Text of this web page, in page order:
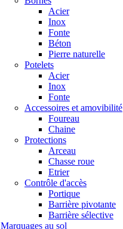
Acier
Inox
Fonte
Béton
Pierre naturelle
Potelets
Acier
Inox
Fonte
Accessoires et amovibilité
Foureau
Chaine
Protections
Arceau
Chasse roue
Etrier
Contrôle d'accès
Portique
Barrière pivotante
Barrière sélective
Marquages au sol